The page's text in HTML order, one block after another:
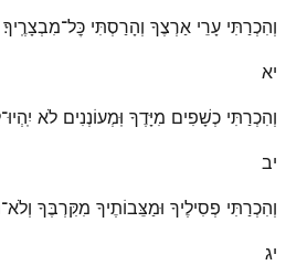
וְהִכְרַתִּי עָרֵי אַרְצֶךָ וְהָרַסְתִּי כׇּל־מִבְצָרֶֽיךָ׃
יא
וְהִכְרַתִּי כְשָׁפִים מִיָּדֶךָ וּֽמְעוֹנְנִים לֹא
יב
וְהִכְרַתִּי פְסִילֶיךָ וּמַצֵּבוֹתֶיךָ מִקִּרְבֶּךָ
יג